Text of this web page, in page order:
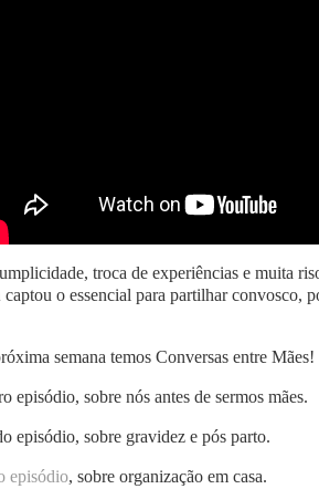
troca de experiências e muita
captou o essencial para partilhar convosco,
semana temos Conversas entre Mães!
episódio, sobre nós antes de sermos mães.
episódio, sobre gravidez e pós parto.
episódio, sobre organização em casa.